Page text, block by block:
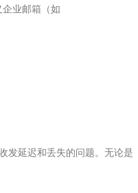
业邮箱（如
发延迟和丢失的问题。无论是